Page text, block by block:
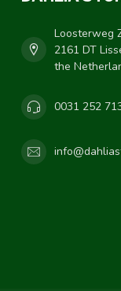
Loosterweg
2161 DT
the
0031 252